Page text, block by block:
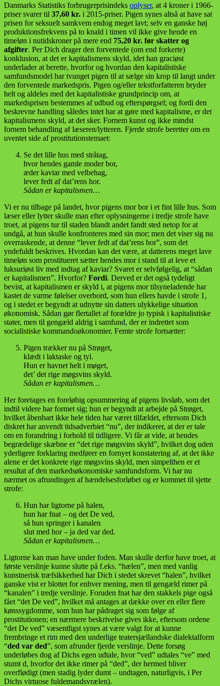
Danmarks Statistiks forbrugerprisindeks oplyser, at 4 kroner i 1966-
priser svarer til 37,60 kr. i 2015-priser. Pigen synes altså at have sat
prisen for seksuelt samkvem endog meget lavt; selv en ganske høj
produktionsfrekvens på to knald i timen vil ikke give hende en
timeløn i nutidskroner på mere end 75,20 kr. før skatter og
afgifter. Per Dich drager den forventede (om end forkerte)
konklusion, at det er kapitalismens skyld, idet han graciøst
underlader at berette, hvorfor og hvordan den kapitalistiske
samfundsmodel har tvunget pigen til at sælge sin krop til langt under
den forventede markedspris. Pigen og/eller tekstforfatteren bryder
helt og aldeles med det kapitalistiske grundprincip om, at
markedsprisen bestemmes af udbud og efterspørgsel; og fordi den
beskrevne handling således intet har at gøre med kapitalisme, er det
kapitalismens skyld, at det sker. Fornem kunst og ikke mindst
fornem behandling af læseren/lytteren. Fjerde strofe beretter om en
uventet side af prostitutionstemaet:
Se det lille hus med stråtag,
hvor hendes gamle moder bor,
æder kaviar med velbehag,
lever fedt af dat’rens hor.
Sådan er kapitalismen…
Vi er nu tilbage på landet, hvor pigens mor bor i et fint lille hus. Som
læser eller lytter skulle man efter oplysningerne i tredje strofe have
troet, at pigens tur til staden blandt andet fandt sted netop for at
undgå, at hun skulle konfronteres med sin mor; men det viser sig nu
overraskende, at denne “lever fedt af dat’rens hor”, som det
yndefuldt beskrives. Hvordan kan det være, at datterens meget lave
timeløn som prostitueret sætter hendes mor i stand til at leve et
luksuriøst liv med indtag af kaviar? Svaret er selvfølgelig, at “sådan
er kapitalismen”. Hvorfor? Fordi. Derved er det også tydeligt
bevist, at kapitalismen er skyld i, at pigens mor tilsyneladende har
kastet de varme følelser overbord, som hun ellers havde i strofe 1,
og i stedet er begyndt at udnytte sin datters ulykkelige situation
økonomisk. Sådan gør flertallet af forældre jo typisk i kapitalistiske
stater, men til gengæld aldrig i samfund, der er indrettet som
socialistiske kommandoøkonomier. Femte strofe fortsætter:
Pigen trækker nu på Strøget,
klædt i laktaske og tyl.
Hun er havnet helt i møget,
det’ det rige møgsvins skyld.
Sådan er kapitalismen…
Her foretages en foreløbig opsummering af pigens livsløb, som det
indtil videre har formet sig; hun er begyndt at arbejde på Strøget,
hvilket åbenbart ikke hele tiden har været tilfældet, eftersom Dich
diskret har anvendt tidsadverbiet “nu”, der indikerer, at der er tale
om en forandring i forhold til tidligere. Vi får at vide, at hendes
begrædelige skæbne er “det rige møgsvins skyld”, hvilket dog uden
yderligere forklaring medfører en fornyet konstatering af, at det ikke
alene er det konkrete rige møgsvins skyld, men simpelthen er et
resultat af den markedsøkonomiske samfundsform. Vi har nu
nærmet os afrundingen af hændelsesforløbet og er kommet til sjette
strofe:
Hun har ligtorne på halen,
hun har fnat – og det De ved,
så hun springer i kanalen
slut med hor – ja ded var ded.
Sådan er kapitalismen…
Ligtorne kan man have under foden. Man skulle derfor have troet, at
første verslinje kunne slutte på f.eks. “hælen”, men med vanlig
kunstnerisk træfsikkerhed har Dich i stedet skrevet “halen”, hvilket
ganske vist er blottet for enhver mening, men til gengæld rimer på
“kanalen” i tredje verslinje. Foruden fnat har den stakkels pige også
fået “det De ved”, hvilket må antages at dække over en eller flere
kønssygdomme, som hun har pådraget sig som følge af
prostitutionen; en nærmere beskrivelse gives ikke, eftersom ordene
“det De ved” væsentligst synes at være valgt for at kunne
frembringe et rim med den underlige teatersjællandske dialektalform
“ded var ded”, som afrunder fjerde verslinje. Dette forsøg
underløbes dog af Dichs egen udtale, hvor “ved” udtales “ve” med
stumt d, hvorfor det ikke rimer på “ded”, der hermed bliver
overflødigt (men stadig lyder dumt – undtagen, naturligvis, i Per
Dichs virtuose fuldemandsvrælen).